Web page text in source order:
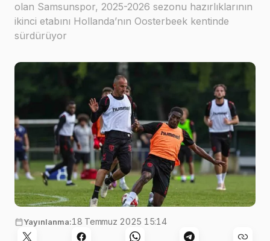
olan Samsunspor, 2025-2026 sezonu hazırlıklarının
ikinci etabını Hollanda’nın Oosterbeek kentinde
sürdürüyor
Yayınlanma:18 Temmuz 2025 15:14